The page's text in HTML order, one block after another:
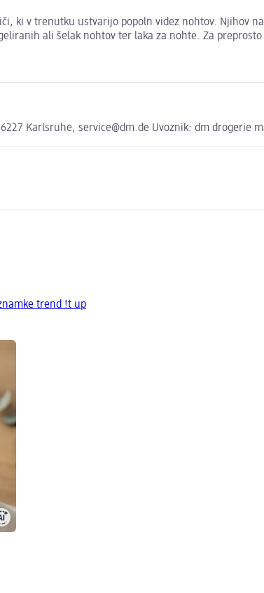
ki v trenutku ustvarijo popoln videz nohtov. Njihov
ali šelak nohtov ter laka za nohte. Za
Karlsruhe, service@dm.de Uvoznik: dm drogerie
trend !t up